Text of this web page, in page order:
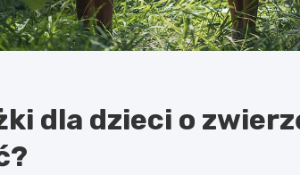
dla dzieci o